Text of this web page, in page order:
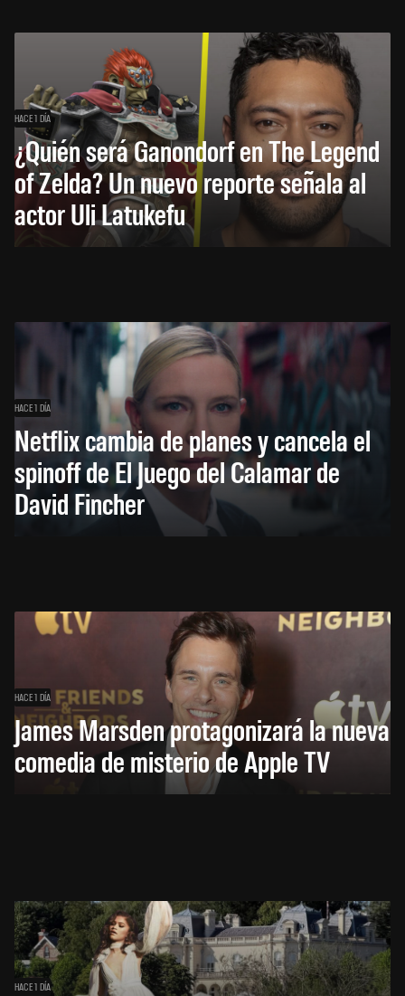
HACE 1 DÍA
¿Quién será Ganondorf en The Legend
of Zelda? Un nuevo reporte señala al
actor Uli Latukefu
HACE 1 DÍA
Netflix cambia de planes y cancela el
spinoff de El Juego del Calamar de
David Fincher
HACE 1 DÍA
James Marsden protagonizará la nueva
comedia de misterio de Apple TV
HACE 1 DÍA